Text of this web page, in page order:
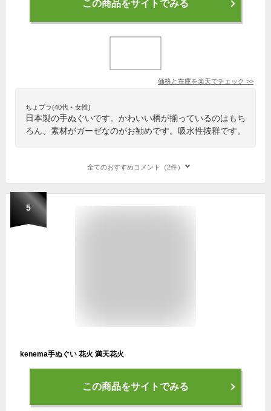
この商品をサイトでみる
価格と在庫を楽天でチェック >>
ちょプラ(40代・女性)
日本製の手ぬぐいです。かわいい柄が揃っているのはもち
ろん、素材がガーゼなのがお勧めです。吸水性抜群です。
全てのおすすめコメント（2件）
5
kenema手ぬぐい 花火 満天花火
この商品をサイトでみる